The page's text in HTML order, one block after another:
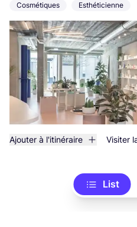
Cosmétiques Esthéticienne
Ajouter à l'itinéraire Visiter
List